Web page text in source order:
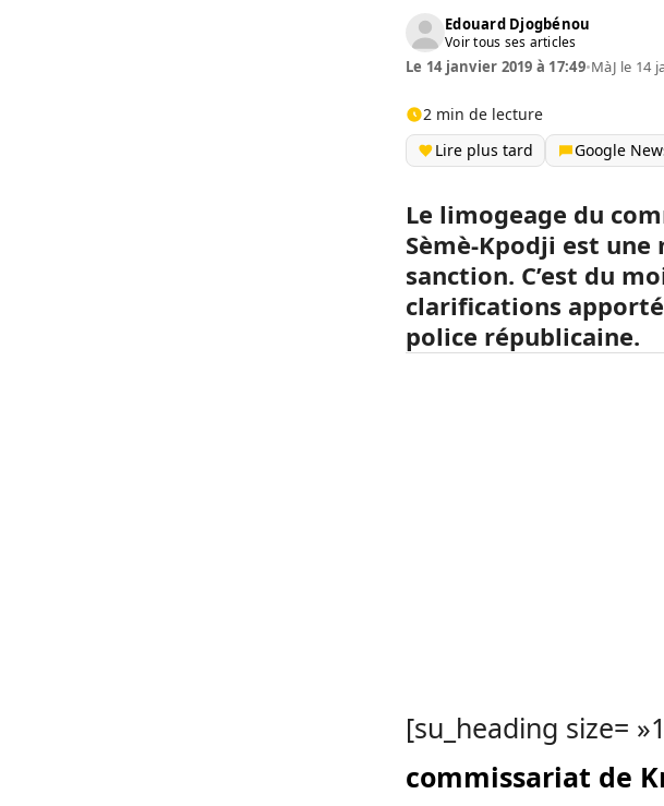
Edouard Djogbénou
Voir tous ses articles
Le 14 janvier 2019 à 17:49•MàJ le 14
2 min de lecture
Lire plus tard
Google
Le limogeage du
Sèmè-Kpodji est
sanction. C’est du
clarifications
police républicaine.
[su_heading size=
commissariat de